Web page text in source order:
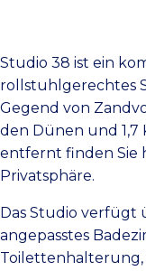
Studio 38 ist ein
rollstuhlgerechtes
Gegend von
den Dünen und 1,7
entfernt finden Sie
Privatsphäre.
Das Studio verfügt
angepasstes
Toilettenhalterung,